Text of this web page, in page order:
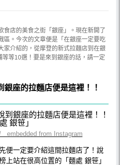
食店的美食之街「銀座」。現在新開了
區。今次的文章便是「在銀座一定要吃
家介紹的，從摩登的新式拉麵店到在銀
等10選！要是來到銀座的話，請一定
座的拉麵店便是這裡！！
from Instagram
便一定要介紹這間拉麵店了！說
上站在很高位置的「麵處 銀笹」